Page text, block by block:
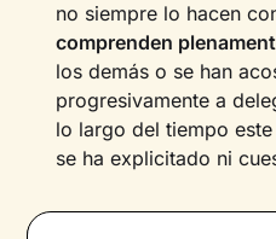
no siempre lo hacen
comprenden
los demás o se han
progresivamente a
lo largo del tiempo
se ha explicitado ni